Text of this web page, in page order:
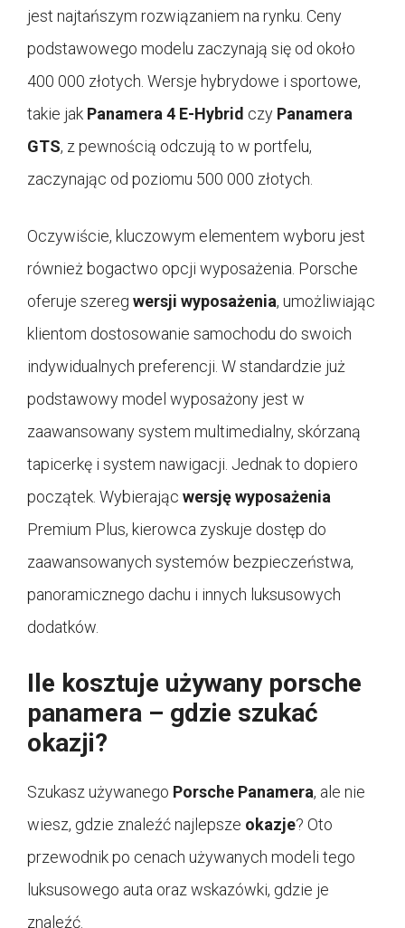
jest najtańszym rozwiązaniem na rynku. Ceny
podstawowego modelu zaczynają się od około
400 000 złotych. Wersje hybrydowe i sportowe,
takie jak Panamera 4 E-Hybrid czy Panamera
GTS, z pewnością odczują to w portfelu,
zaczynając od poziomu 500 000 złotych.
Oczywiście, kluczowym elementem wyboru jest
również bogactwo opcji wyposażenia. Porsche
oferuje szereg wersji wyposażenia, umożliwiając
klientom dostosowanie samochodu do swoich
indywidualnych preferencji. W standardzie już
podstawowy model wyposażony jest w
zaawansowany system multimedialny, skórzaną
tapicerkę i system nawigacji. Jednak to dopiero
początek. Wybierając wersję wyposażenia
Premium Plus, kierowca zyskuje dostęp do
zaawansowanych systemów bezpieczeństwa,
panoramicznego dachu i innych luksusowych
dodatków.
Ile kosztuje używany porsche
panamera – gdzie szukać
okazji?
Szukasz używanego Porsche Panamera, ale nie
wiesz, gdzie znaleźć najlepsze okazje? Oto
przewodnik po cenach używanych modeli tego
luksusowego auta oraz wskazówki, gdzie je
znaleźć.